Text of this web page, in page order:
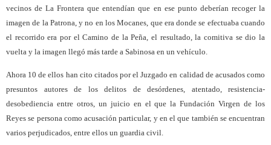
vecinos de La Frontera que entendían que en ese punto deberían recoger la
imagen de la Patrona, y no en los Mocanes, que era donde se efectuaba cuando
el recorrido era por el Camino de la Peña, el resultado, la comitiva se dio la
vuelta y la imagen llegó más tarde a Sabinosa en un vehículo.
Ahora 10 de ellos han cito citados por el Juzgado en calidad de acusados como
presuntos autores de los delitos de desórdenes, atentado, resistencia-
desobediencia entre otros, un juicio en el que la Fundación Virgen de los
Reyes se persona como acusación particular, y en el que también se encuentran
varios perjudicados, entre ellos un guardia civil.